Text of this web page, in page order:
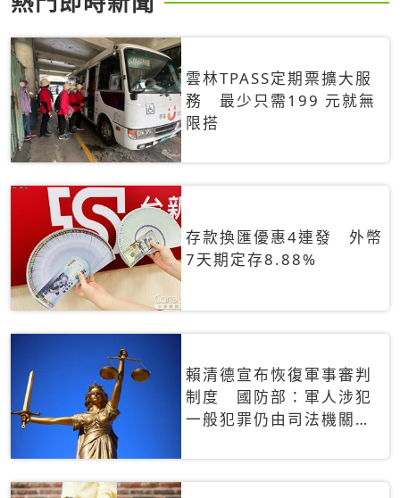
雲林TPASS定期票擴大服
務 最少只需199 元就無
限搭
存款換匯優惠4連發 外幣
7天期定存8.88%
賴清德宣布恢復軍事審判
制度 國防部：軍人涉犯
一般犯罪仍由司法機關辦